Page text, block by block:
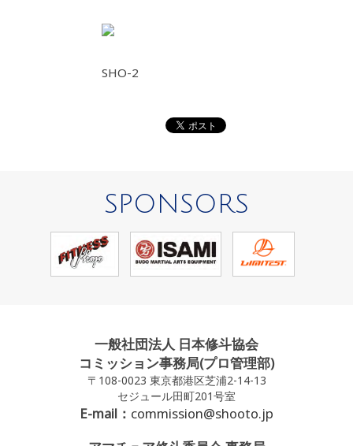
SHO-2
SPONSORS
一般社団法人 日本修斗協会
コミッション事務局(プロ管理部)
〒108-0023 東京都港区芝浦2-14-13
セジュール田町201号室
E-mail： commission@shooto.jp